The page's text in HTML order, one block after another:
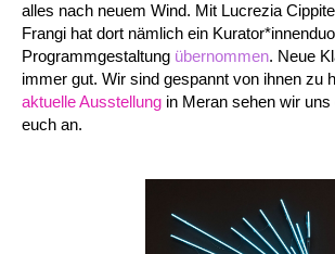
alles nach neuem Wind. Mit Lucrezia
Frangi hat dort nämlich ein
Programmgestaltung übernommen. Neue
immer gut. Wir sind gespannt von ihnen zu
aktuelle Ausstellung in Meran sehen wir
euch an.